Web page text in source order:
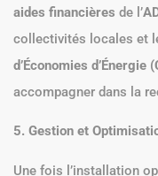
aides financières de l’
collectivités locales et
d’Économies d’Énergie
accompagner dans la
5. Gestion et
Une fois l’installation